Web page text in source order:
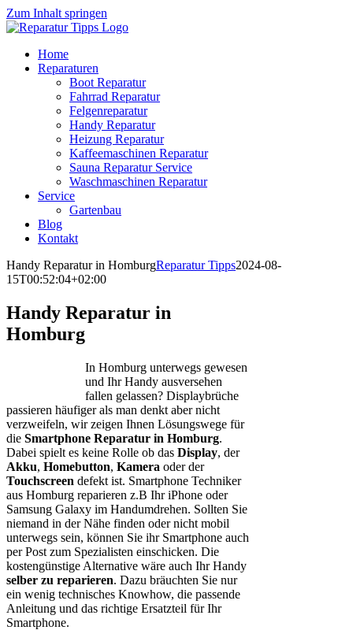
Zum Inhalt springen
Home
Reparaturen
Boot Reparatur
Fahrrad Reparatur
Felgenreparatur
Handy Reparatur
Heizung Reparatur
Kaffeemaschinen Reparatur
Sauna Reparatur Service
Waschmaschinen Reparatur
Service
Gartenbau
Blog
Kontakt
Handy Reparatur in HomburgReparatur Tipps2024-08-
15T00:52:04+02:00
Handy Reparatur in
Homburg
In Homburg unterwegs gewesen
und Ihr Handy ausversehen
fallen gelassen? Displaybrüche
passieren häufiger als man denkt aber nicht
verzweifeln, wir zeigen Ihnen Lösungswege für
die Smartphone Reparatur in Homburg.
Dabei spielt es keine Rolle ob das Display, der
Akku, Homebutton, Kamera oder der
Touchscreen defekt ist. Smartphone Techniker
aus Homburg reparieren z.B Ihr iPhone oder
Samsung Galaxy im Handumdrehen. Sollten Sie
niemand in der Nähe finden oder nicht mobil
unterwegs sein, können Sie ihr Smartphone auch
per Post zum Spezialisten einschicken. Die
kostengünstige Alternative wäre auch Ihr Handy
selber zu reparieren. Dazu bräuchten Sie nur
ein wenig technisches Knowhow, die passende
Anleitung und das richtige Ersatzteil für Ihr
Smartphone.